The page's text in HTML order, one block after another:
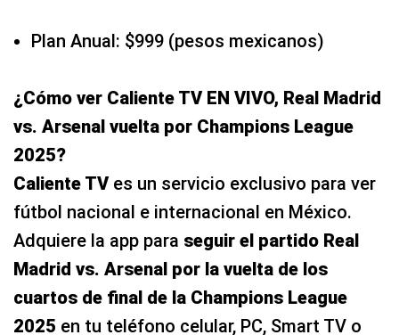
Plan Anual: $999 (pesos mexicanos)
¿Cómo ver Caliente TV EN VIVO, Real Madrid
vs. Arsenal vuelta por Champions League
2025?
Caliente TVes un servicio exclusivo para ver
fútbol nacional e internacional en México.
Adquiere la app para seguir el partido Real
Madrid vs. Arsenal por la vuelta de los
cuartos de final de la Champions League
2025 en tu teléfono celular, PC, Smart TV o